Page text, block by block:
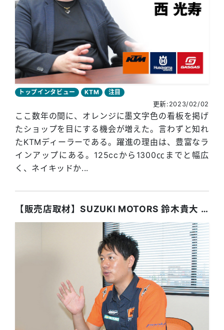
トップインタビュー KTM
注目
更新:2023/02/02
ここ数年の間に、オレンジに墨文字色の看板を掲げ
たショップを目にする機会が増えた。言わずと知れ
たKTMディーラーである。躍進の理由は、豊富なラ
インアップにある。125ccから1300㏄までと幅広
く、ネイキッドか...
【販売店取材】SUZUKI MOTORS 鈴木貴大 社長（山形県）